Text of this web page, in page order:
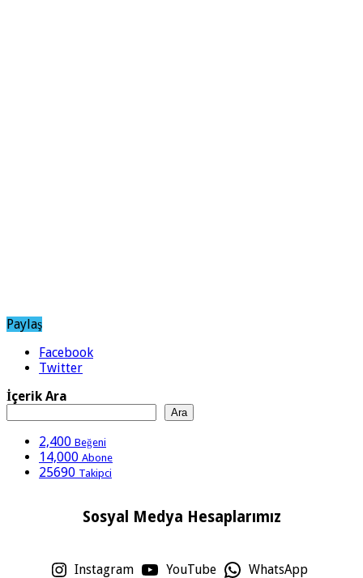
Paylaş
Facebook
Twitter
İçerik Ara
Ara
2,400 Beğeni
14,000 Abone
25690 Takipci
Sosyal Medya Hesaplarımız
Instagram YouTube
WhatsApp